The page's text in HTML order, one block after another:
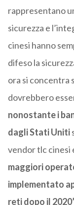
rappresentano
sicurezza e
cinesi hanno
difeso la
ora si concentra
dovrebbero
nonostante i
dagli Stati Uniti
vendor tlc cinesi
maggiori
implementato
reti dopo il